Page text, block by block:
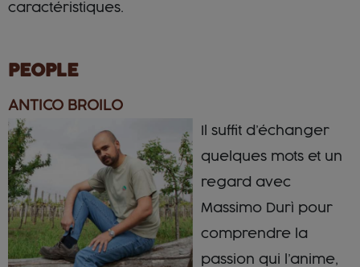
caractéristiques.
PEOPLE
ANTICO BROILO
Il suffit d’échanger
quelques mots et un
regard avec
Massimo Durì pour
comprendre la
passion qui l’anime,